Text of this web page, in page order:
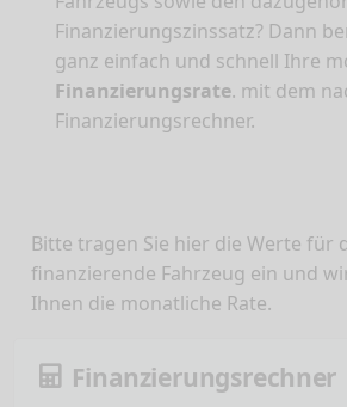
Finanzierungszinssatz? Dann
ganz einfach und schnell Ihre
Finanzierungsrate. mit dem
Finanzierungsrechner.
Bitte tragen Sie hier die Werte für
finanzierende Fahrzeug ein und
Ihnen die monatliche Rate.
Finanzierungsrechner